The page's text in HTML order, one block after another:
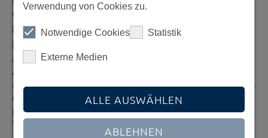
Geschlecht, Familienverantwortung oder anderer
persönlicher Umstände.
Bernd Reber, Geschäftsführer der Doric GmbH, zur
Auszeichnung: „Wir freuen uns sehr über die
Auszeichnung der Stadt Offenbach. Unsere Mitarbeiter
sind der Motor der Unternehmensgruppe. Wir binden sie in
das Unternehmen zur Verwirklichung professioneller und
persönlicher Potenziale ein und unterstützen bei der
Vereinbarkeit von Familie und Beruf. Flexible
Verwendung von Cookies zu.
Notwendige Cookies Statistik
Externe Medien
ALLE AUSWÄHLEN
ABLEHNEN